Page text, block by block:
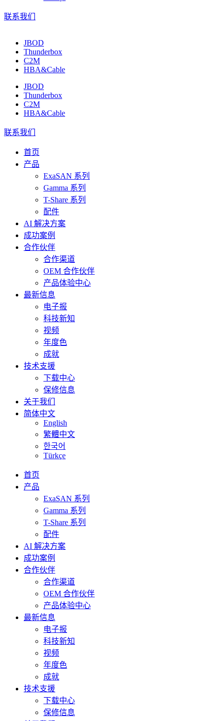
联系我们
JBOD
Thunderbox
C2M
HBA&Cable
JBOD
Thunderbox
C2M
HBA&Cable
联系我们
首页
产品
ExaSAN 系列
Gamma 系列
T-Share 系列
配件
AI 解决方案
成功案例
合作伙伴
合作渠道
OEM 合作伙伴
产品体验中心
最新信息
电子报
科技新知
视频
年度色
成就
技术支援
下载中心
保修信息
关于我们
简体中文
English
繁體中文
한국어
Türkçe
首页
产品
ExaSAN 系列
Gamma 系列
T-Share 系列
配件
AI 解决方案
成功案例
合作伙伴
合作渠道
OEM 合作伙伴
产品体验中心
最新信息
电子报
科技新知
视频
年度色
成就
技术支援
下载中心
保修信息